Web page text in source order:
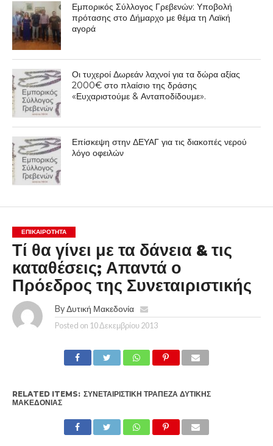
Εμπορικός Σύλλογος Γρεβενών: Υποβολή
πρότασης στο Δήμαρχο με θέμα τη Λαϊκή
αγορά
Οι τυχεροί Δωρεάν λαχνοί για τα δώρα αξίας
2000€ στο πλαίσιο της δράσης
«Ευχαριστούμε & Ανταποδίδουμε».
Επίσκεψη στην ΔΕΥΑΓ για τις διακοπές νερού
λόγο οφειλών
ΕΠΙΚΑΙΡΟΤΗΤΑ
Τί θα γίνει με τα δάνεια & τις
καταθέσεις; Απαντά ο
Πρόεδρος της Συνεταιριστικής
By Δυτική Μακεδονία
Posted on 10 Δεκεμβρίου 2013
RELATED ITEMS: ΣΥΝΕΤΑΙΡΙΣΤΙΚΉ ΤΡΆΠΕΖΑ ΔΥΤΙΚΉΣ
ΜΑΚΕΔΟΝΊΑΣ